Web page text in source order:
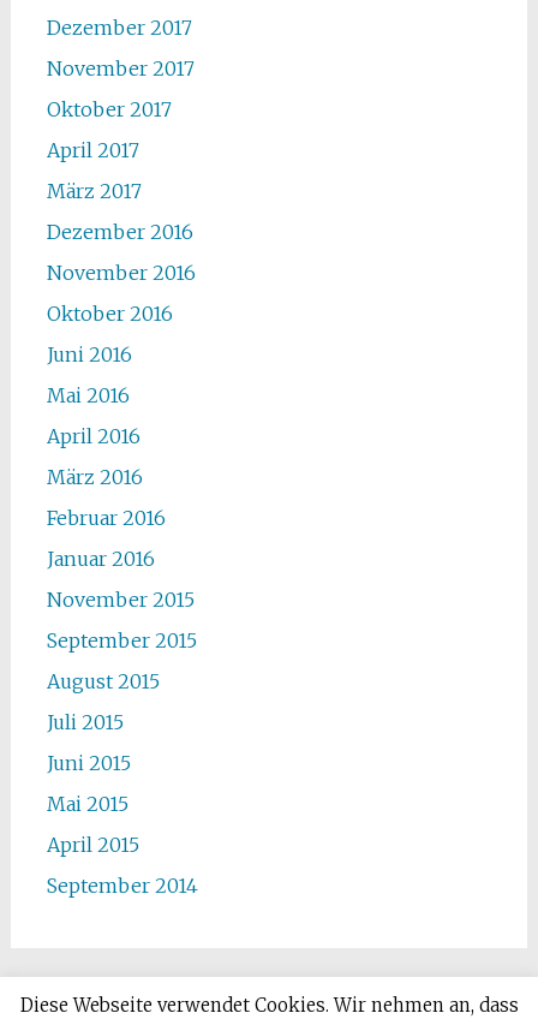
Dezember 2017
November 2017
Oktober 2017
April 2017
März 2017
Dezember 2016
November 2016
Oktober 2016
Juni 2016
Mai 2016
April 2016
März 2016
Februar 2016
Januar 2016
November 2015
September 2015
August 2015
Juli 2015
Juni 2015
Mai 2015
April 2015
September 2014
Diese Webseite verwendet Cookies. Wir nehmen an, dass